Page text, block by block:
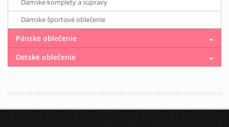
Dámske komplety a súpravy
Dámske športové oblečenie
Pánske oblečenie
Detské oblečenie